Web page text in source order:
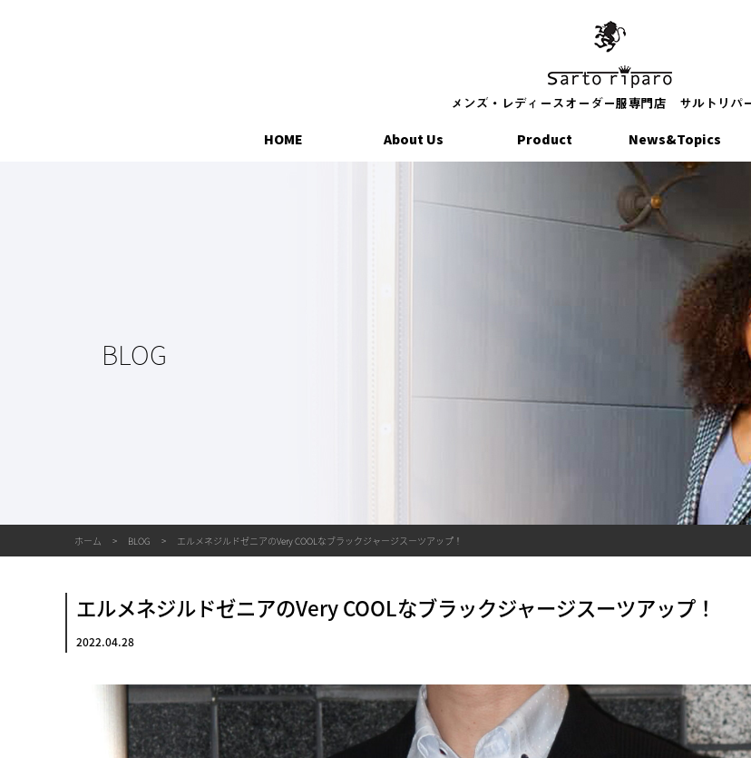
HOME About Us Product News&Topics
BLOG
ホーム BLOG エルメネジルドゼニアのVery COOLなブラックジャージスーツアップ！
エルメネジルドゼニアのVery COOLなブラックジャージスーツアップ！
2022.04.28